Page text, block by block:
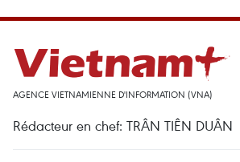
AGENCE VIETNAMIENNE D'INFORMATION (VNA)
Rédacteur en chef: TRÂN TIÊN DUÂN